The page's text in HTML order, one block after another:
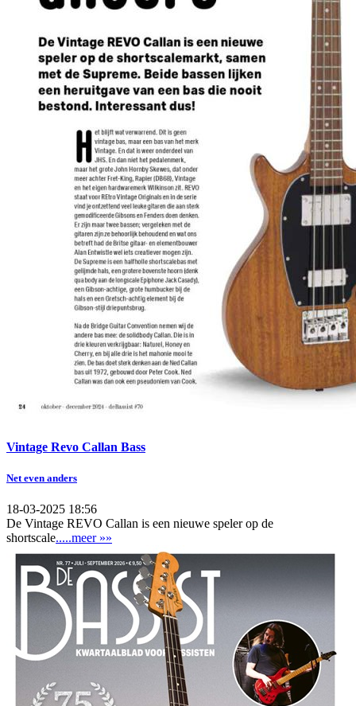
Vintage Revo Callan Bass
Net even anders
18-03-2025 18:56
De Vintage REVO Callan is een nieuwe speler op de
shortscale.....meer »»